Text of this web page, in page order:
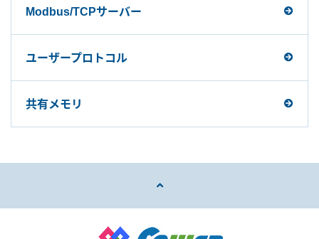
Modbus/TCPサーバー
ユーザープロトコル
共有メモリ